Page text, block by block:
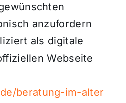
anzufordern
als digitale
Webseite
beratung-im-alter